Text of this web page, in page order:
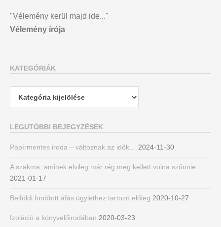
"Vélemény kerül majd ide..."
Vélemény írója
KATEGÓRIÁK
Kategóriák
LEGUTÓBBI BEJEGYZÉSEK
Papírmentes iroda – változnak az idők… 2024-11-30
A szakma, aminek elvileg már rég meg kellett volna szűnnie
2021-01-17
Belföldi fordított áfás ügylethez tartozó előleg 2020-10-27
Izoláció a könyvelőirodában 2020-03-23